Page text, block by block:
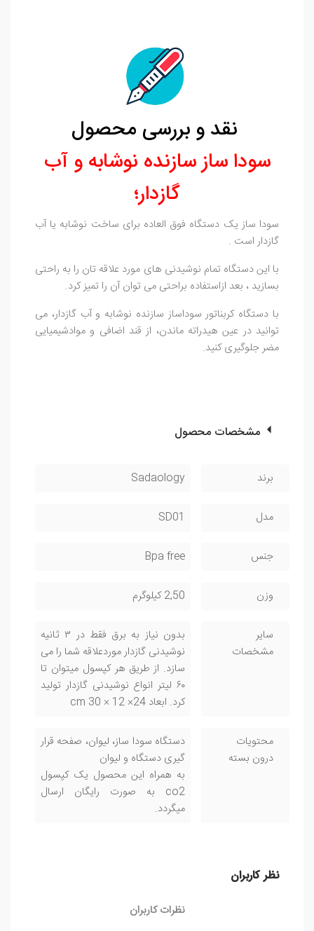
نقد و بررسی محصول
سودا ساز سازنده نوشابه و آب
گازدار؛
سودا ساز یک دستگاه فوق العاده برای ساخت نوشابه یا آب
گازدار است .
با این دستگاه تمام نوشیدنی های مورد علاقه تان را به راحتی
بسازید ، بعد ازاستفاده براحتی می توان آن را تمیز کرد.
با دستگاه کربناتور سوداساز سازنده نوشابه و آب گازدار، می
توانید در عین هیدراته ماندن، از قند اضافی و موادشیمیایی
مضر جلوگیری کنید.
مشخصات محصول
برند Sadaology
مدل SD01
جنس Bpa free
وزن 2,50 کیلوگرم
سایر
مشخصات
بدون نیاز به برق فقط در ۳ ثانیه
نوشیدنی گازدار موردعلاقه شما را می
سازد. از طریق هر کپسول میتوان تا
۶۰ لیتر انواع نوشیدنی گازدار تولید
کرد. ابعاد 24× 12 × 30 cm
محتویات
درون بسته
دستگاه سودا ساز، لیوان، صفحه قرار
گیری دستگاه و لیوان
به همراه این محصول یک کپسول
co2 به صورت رایگان ارسال
میگردد.
نظر کاربران
نظرات کاربران